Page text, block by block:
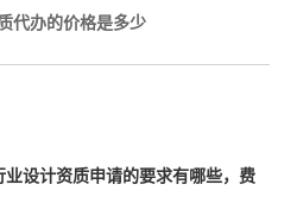
代办的价格是多少
业设计资质申请的要求有哪些，费